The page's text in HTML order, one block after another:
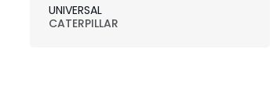
UNIVERSAL
CATERPILLAR